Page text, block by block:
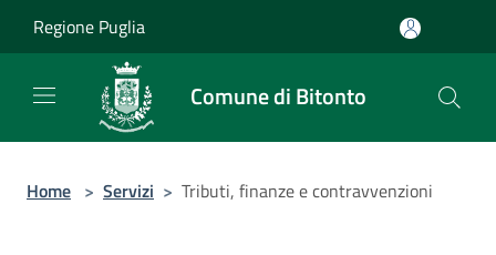
Regione Puglia
Comune di Bitonto
Home > Servizi > Tributi, finanze e contravvenzioni